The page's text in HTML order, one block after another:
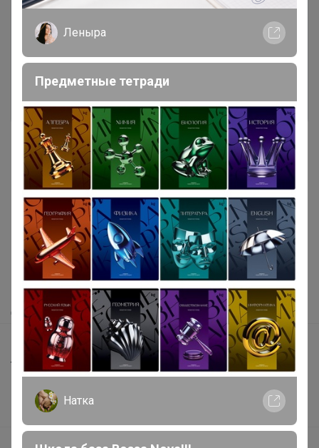
Чтобы ответить или задать вопрос
необходимо авторизоваться на сайте
Войти Зарегистрироваться
Реклама
Как здесь все устроено?
Как сделать заказ?
Как получить?
Доставка
Шоурумы
Торговые марки
Наша команда
В наличии
Леныра
Предметные тетради
Натка